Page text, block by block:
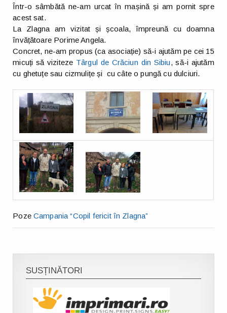
Într-o sâmbătă ne-am urcat în mașină și am pornit spre
acest sat.
La Zlagna am vizitat și școala, împreună cu doamna
învățătoare Porime Angela.
Concret, ne-am propus (ca asociație) să-i ajutăm pe cei 15
micuți să viziteze Târgul de Crăciun din Sibiu, să-i ajutăm
cu ghetuțe sau cizmulițe și cu câte o pungă cu dulciuri.
Poze Campania “Copil fericit în Zlagna”
SUSȚINĂTORI